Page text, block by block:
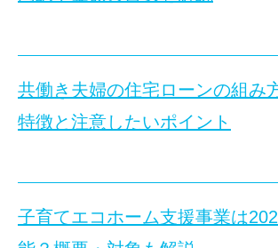
建売住宅とは、土地と建物がセットで販売さ
ただし、注文住宅は土地探しや建築会社選び
購入できる住宅や補助金の対象条件
設備ごとに維持管理が必要になる
住宅購入のタイミングは、ライフイベントに
ここでは、住宅購入のタイミングをライフイ
共有名義や連帯保証が残る場合は、
所沢市・狭山市・入間市周辺で検討
1. 離婚時の自宅売却で最初に確認した
海外アパートメント風の家（狭山市
コスパ抜群の家（入間市）
延べ床面積30坪の家づくりで意識する
地域
断熱等級6と7の違い
快適さの違い
断熱等級6・7の家を建てるメリット
当記事では、カーボンニュートラルと住宅
■目次
カーボンニュートラルとは
LCCM住宅
住宅の購入は、多くの人にとって人生で最も
■目次
共働き夫婦の住宅ローンの組み
特徴と注意したいポイント
共働き夫婦が住宅ローンを検討する際は、世
子育てエコホーム支援事業は